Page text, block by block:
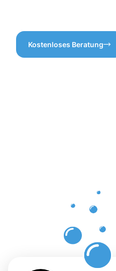
Kostenloses Beratung